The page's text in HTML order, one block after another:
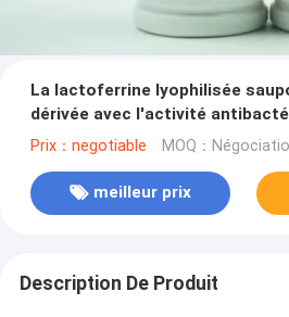
La lactoferrine lyophilisée
dérivée avec l'activité
l'immunité
Prix：negotiable MOQ：
meilleur prix
Description De Produit